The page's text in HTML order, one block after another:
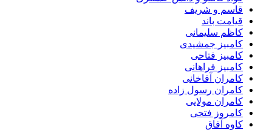
قاسم و شریف
قیامت باند
کاظم سلیمانی
کامبیز جمشیدی
کامبیز فتاحی
کامبیز فراهانی
کامران آقاخانی
کامران رسول زاده
کامران مولایی
کامروز فتحی
کاوه آفاق